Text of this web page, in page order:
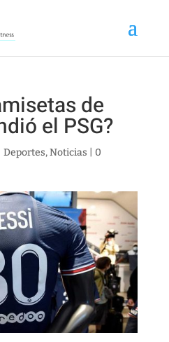
de
el PSG?
Deportes,Noticias
0